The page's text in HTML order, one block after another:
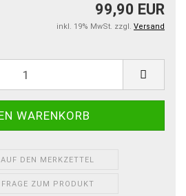
99,90 EUR
inkl. 19% MwSt. zzgl. Versand
AUF DEN MERKZETTEL
FRAGE ZUM PRODUKT